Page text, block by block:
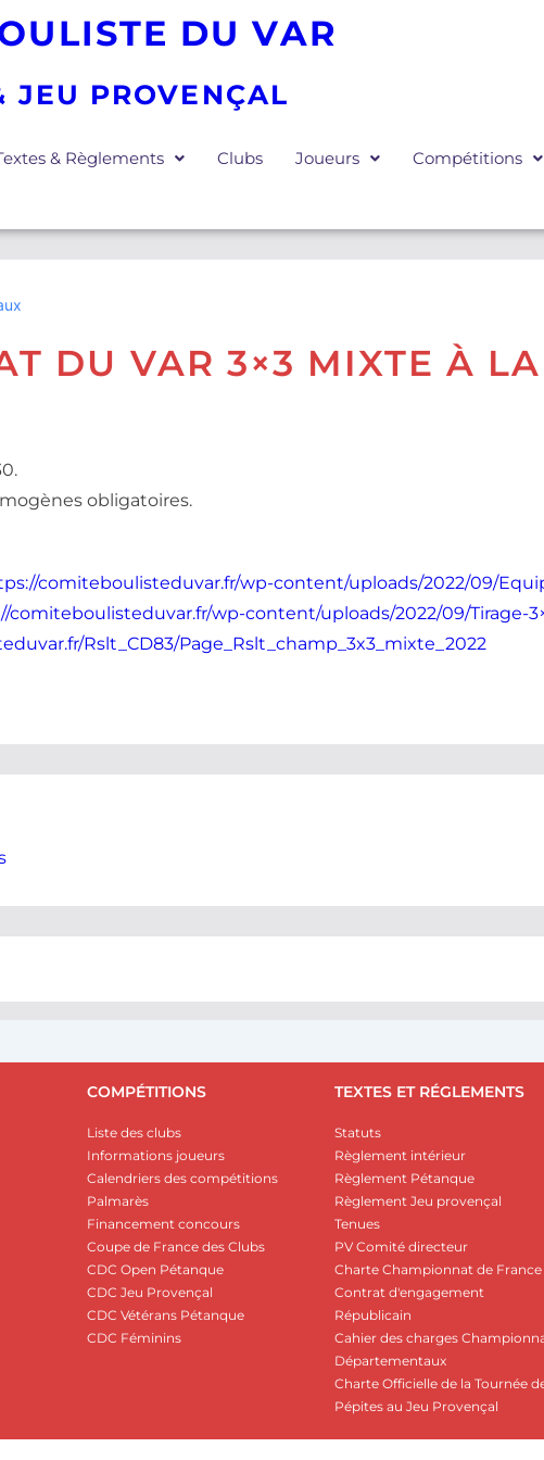
DU VAR
JEU PROVENÇAL
& Règlements Clubs Joueurs Compétitions
DU VAR 3×3 MIXTE À
obligatoires.
comiteboulisteduvar.fr/wp-content/uploads/2022/09/
comiteboulisteduvar.fr/wp-content/uploads/2022/09/Tirage-
Rslt_CD83/Page_Rslt_champ_3x3_mixte_2022
COMPÉTITIONS
Liste des clubs
Informations joueurs
Calendriers des compétitions
Palmarès
Financement concours
Coupe de France des Clubs
CDC Open Pétanque
CDC Jeu Provençal
CDC Vétérans Pétanque
CDC Féminins
TEXTES ET RÉGLEMENTS
Statuts
Règlement intérieur
Règlement Pétanque
Règlement Jeu provençal
Tenues
PV Comité directeur
Charte Championnat de France
Contrat d'engagement
Républicain
Cahier des charges
Départementaux
Charte Officielle de la Tournée
Pépites au Jeu Provençal